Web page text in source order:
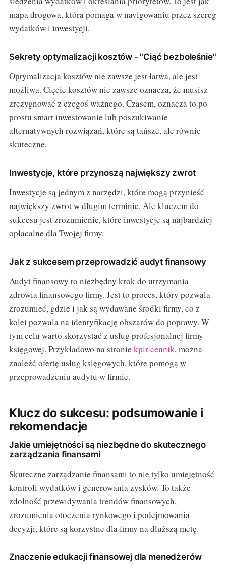
mapa drogowa, która pomaga w navigowaniu przez szereg
wydatków i inwestycji.
Sekrety optymalizacji kosztów - "Ciąć bezboleśnie"
Optymalizacja kosztów nie zawsze jest łatwa, ale jest
możliwa. Cięcie kosztów nie zawsze oznacza, że musisz
zrezygnować z czegoś ważnego. Czasem, oznacza to po
prostu smart inwestowanie lub poszukiwanie
alternatywnych rozwiązań, które są tańsze, ale równie
skuteczne.
Inwestycje, które przynoszą największy zwrot
Inwestycje są jednym z narzędzi, które mogą przynieść
największy zwrot w długim terminie. Ale kluczem do
sukcesu jest zrozumienie, które inwestycje są najbardziej
opłacalne dla Twojej firmy.
Jak z sukcesem przeprowadzić audyt finansowy
Audyt finansowy to niezbędny krok do utrzymania
zdrowia finansowego firmy. Jest to proces, który pozwala
zrozumieć, gdzie i jak są wydawane środki firmy, co z
kolei pozwala na identyfikację obszarów do poprawy. W
tym celu warto skorzystać z usług profesjonalnej firmy
księgowej. Przykładowo na stronie kpir cennik, można
znaleźć ofertę usług księgowych, które pomogą w
przeprowadzeniu audytu w firmie.
Klucz do sukcesu: podsumowanie i
rekomendacje
Jakie umiejętności są niezbędne do skutecznego
zarządzania finansami
Skuteczne zarządzanie finansami to nie tylko umiejętność
kontroli wydatków i generowania zysków. To także
zdolność przewidywania trendów finansowych,
zrozumienia otoczenia rynkowego i podejmowania
decyzji, które są korzystne dla firmy na dłuższą metę.
Znaczenie edukacji finansowej dla menedżerów